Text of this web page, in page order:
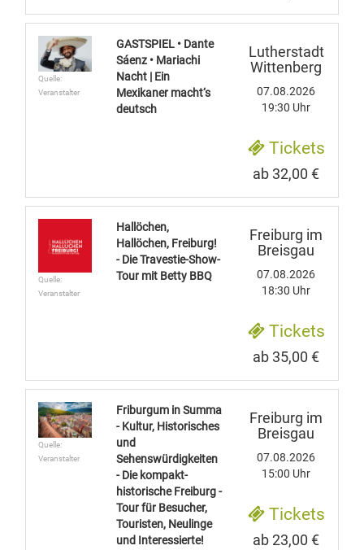
Quelle:
Veranstalter
GASTSPIEL • Dante
Sáenz • Mariachi
Nacht | Ein
Mexikaner macht‘s
deutsch
Lutherstadt
Wittenberg
07.08.2026
19:30 Uhr
Tickets
ab 32,00 €
Quelle:
Veranstalter
Hallöchen,
Hallöchen, Freiburg!
- Die Travestie-Show-
Tour mit Betty BBQ
Freiburg im
Breisgau
07.08.2026
18:30 Uhr
Tickets
ab 35,00 €
Quelle:
Veranstalter
Friburgum in Summa
- Kultur, Historisches
und
Sehenswürdigkeiten
- Die kompakt-
historische Freiburg -
Tour für Besucher,
Touristen, Neulinge
und Interessierte!
Freiburg im
Breisgau
07.08.2026
15:00 Uhr
Tickets
ab 23,00 €